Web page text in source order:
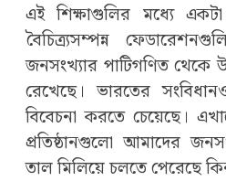
এই শিক্ষাগুলির মধ্যে
বৈচিত্র্যসম্পন্ন
জনসংখ্যার পাটিগণিত থেকে
রেখেছে। ভারতের
বিবেচনা করতে চেয়েছে।
প্রতিষ্ঠানগুলো আমাদের
তাল মিলিয়ে চলতে পেরেছে